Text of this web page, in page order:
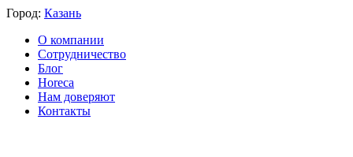
Город: Казань
О компании
Сотрудничество
Блог
Horeca
Нам доверяют
Контакты